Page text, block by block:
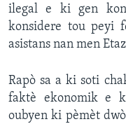
ilegal e ki gen
konsidere tou peyi
asistans nan men
Rapò sa a ki soti
faktè ekonomik e
oubyen ki pèmèt